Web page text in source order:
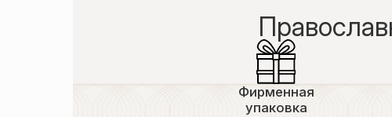
Фирменная
упаковка